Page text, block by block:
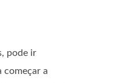
pode ir
começar a